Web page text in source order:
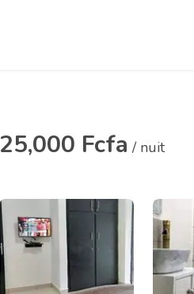
25,000 Fcfa / nuit